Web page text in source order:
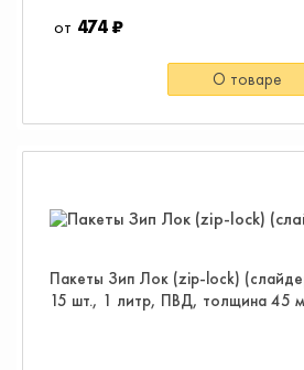
474 ₽
О товаре
Пакеты Зип Лок (zip-lock)
15 шт., 1 литр, ПВД, толщина 45